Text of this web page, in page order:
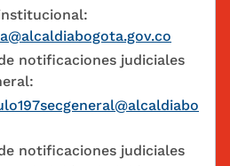
notificaciones judiciales
notificaciones judiciales